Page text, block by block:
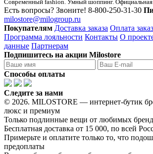
Современный fashion. Умный шоппинг. Официальная
Есть вопросы? Звоните! 8-800-250-31-30
milostore@milogroup.ru
Покупателям Доставка заказа Оплата
Программа лояльности Контакты О
данные Партнерам
Подпишитесь на акции Milostore
Способы оплаты
Следите за нами
© 2026. MILOSTORE — интернет-бутик
люкс и премиум
Только подлинные вещи от любимых
Бесплатная доставка от 15 000, по всей
Примерьте и оплатите только то, что
предоплаты